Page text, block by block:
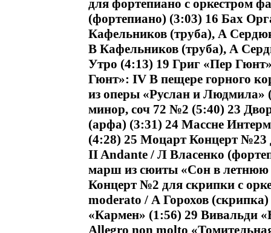
для фортепиано с оркестром
(фортепиано) (3:03) 16 Бах
Кафельников (труба), А
В Кафельников (труба), А
Утро (4:13) 19 Григ «Пер
Гюнт»: IV В пещере горного
из оперы «Руслан и Людмила»
минор, соч 72 №2 (5:40) 23
(арфа) (3:31) 24 Массне
(4:28) 25 Моцарт Концерт №23
II Andante / Л Власенко
марш из сюиты «Сон в летнюю
Концерт №2 для скрипки с
moderato / А Горохов
«Кармен» (1:56) 29 Вивальди
Allegro non molto